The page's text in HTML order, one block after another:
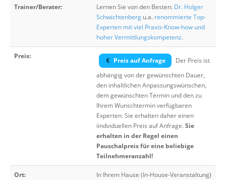
Trainer/Berater: Lernen Sie von den Besten: Dr. Holger
Schwichtenberg u.a. renommierte Top-
Experten mit viel Praxis-Know-how und
hoher Vermittlungskompetenz.
Preis:
Preis auf Anfrage
Der Preis ist
abhängig von der gewünschten Dauer,
den inhaltlichen Anpassungswünschen,
dem gewünschten Termin und den zu
Ihrem Wunschtermin verfügbaren
Experten. Sie erhalten daher einen
iindviduellen Preis auf Anfrage.Sie
erhalten in der Regel einen
Pauschalpreis für eine beliebige
Teilnehmeranzahl!
Ort:
In Ihrem Hause (In-House-Veranstaltung)